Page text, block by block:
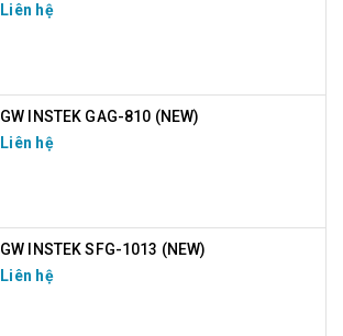
Liên hệ
GW INSTEK GAG-810 (NEW)
Liên hệ
GW INSTEK SFG-1013 (NEW)
Liên hệ